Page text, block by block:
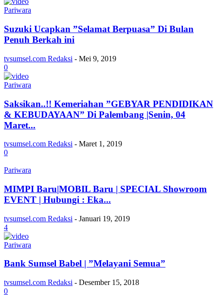
Pariwara
Suzuki Ucapkan ”Selamat Berpuasa” Di Bulan
Penuh Berkah ini
tvsumsel.com Redaksi - Mei 9, 2019
0
Pariwara
Saksikan..!! Kemeriahan ”GEBYAR PENDIDIKAN
& KEBUDAYAAN” Di Palembang |Senin, 04
Maret...
tvsumsel.com Redaksi - Maret 1, 2019
0
Pariwara
MIMPI Baru|MOBIL Baru | SPECIAL Showroom
EVENT | Hubungi : Eka...
tvsumsel.com Redaksi - Januari 19, 2019
4
Pariwara
Bank Sumsel Babel | ”Melayani Semua”
tvsumsel.com Redaksi - Desember 15, 2018
0